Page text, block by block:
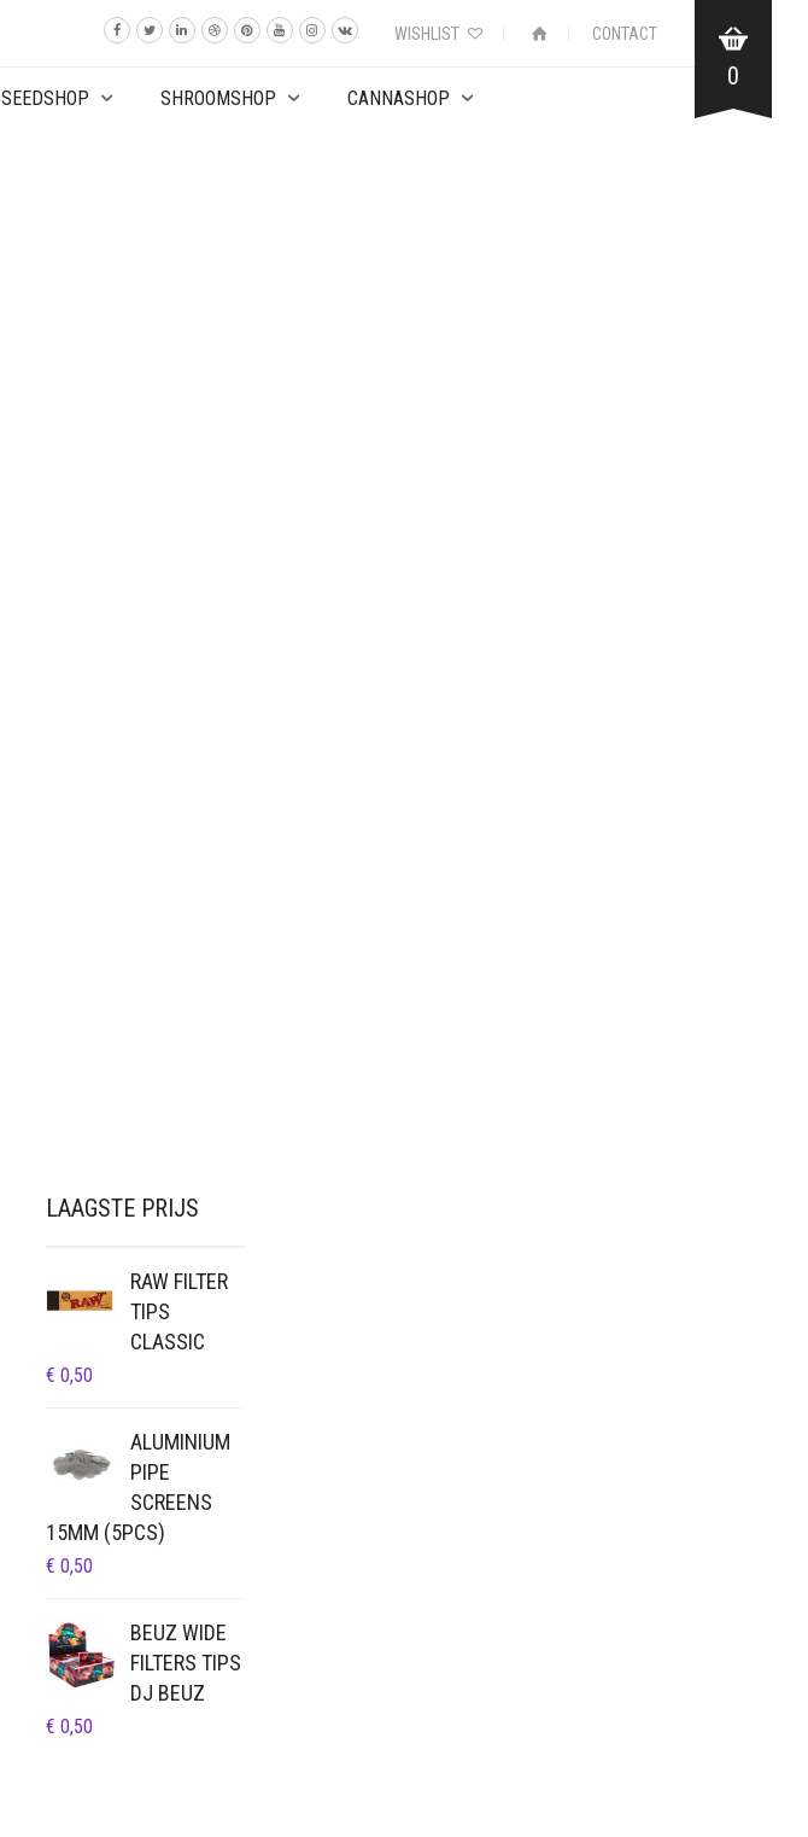
WISHLIST CONTACT
0
SEEDSHOP SHROOMSHOP CANNASHOP
LAAGSTE PRIJS
RAW FILTER
TIPS
CLASSIC
€ 0,50
ALUMINIUM
PIPE
SCREENS
15MM (5PCS)
€ 0,50
BEUZ WIDE
FILTERS TIPS
DJ BEUZ
€ 0,50